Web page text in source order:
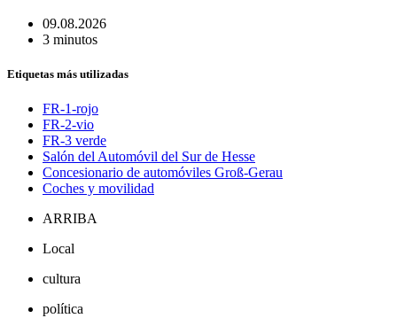
09.08.2026
3 minutos
Etiquetas más utilizadas
FR-1-rojo
FR-2-vio
FR-3 verde
Salón del Automóvil del Sur de Hesse
Concesionario de automóviles Groß-Gerau
Coches y movilidad
ARRIBA
Local
cultura
política